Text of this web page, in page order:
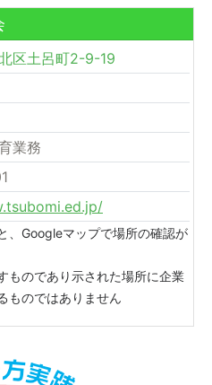
区土呂町2-9-19
業務
、Googleマップで場所の確認が
ものであり示された場所に企業
ものではありません